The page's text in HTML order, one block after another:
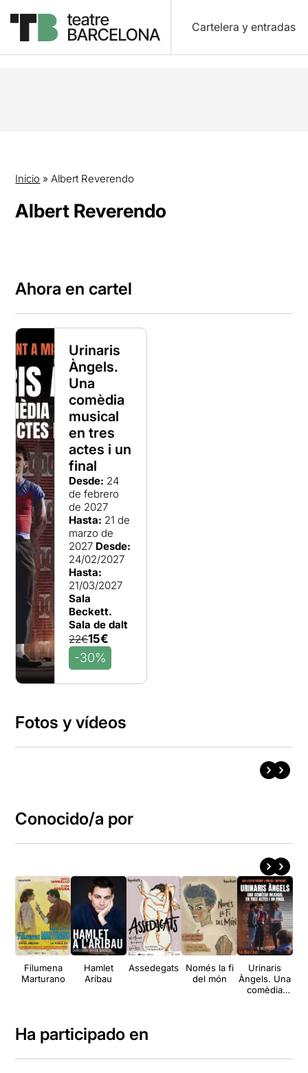
Cartelera y entradas
Inicio »Albert Reverendo
Albert Reverendo
Ahora en cartel
Urinaris
Àngels.
Una
comèdia
musical
en tres
actes i un
final
Desde: 24
de febrero
de 2027
Hasta: 21 de
marzo de
2027 Desde:
24/02/2027
Hasta:
21/03/2027
Sala
Beckett.
Sala de dalt
22€15€
-30%
Fotos y vídeos
Conocido/a por
Filumena
Marturano
Hamlet
Aribau
Assedegats
Només la fi
del món
Urinaris
Àngels. Una
comèdia
Ha participado en